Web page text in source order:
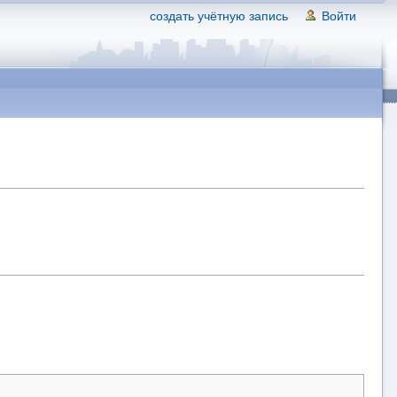
создать учётную запись Войти